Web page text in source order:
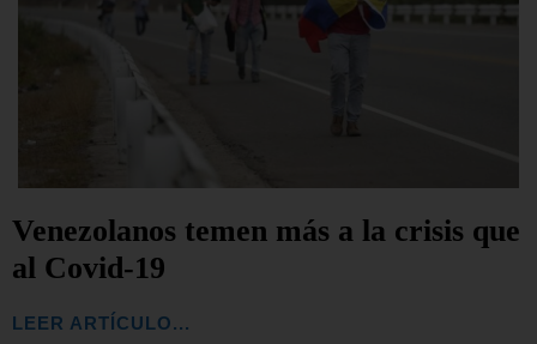
Venezolanos temen más a la crisis que
al Covid-19
LEER ARTÍCULO...